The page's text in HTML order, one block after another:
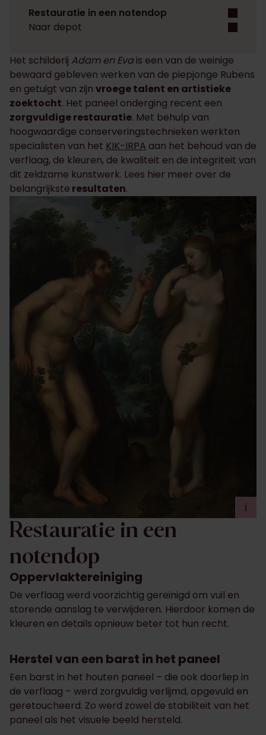
Het schilderij Adam en Evais een van de weinige
bewaard gebleven werken van de piepjonge Rubens
en getuigt van zijn vroege talent en artistieke
zoektocht. Het paneel onderging recent een
zorgvuldige restauratie. Met behulp van
hoogwaardige conserveringstechnieken werkten
specialisten van het KIK-IRPA aan het behoud van de
verflaag, de kleuren, de kwaliteit en de integriteit van
dit zeldzame kunstwerk. Lees hier meer over de
belangrijkste resultaten.
i
Restauratie in een
notendop
Oppervlaktereiniging
De verflaag werd voorzichtig gereinigd om vuil en
storende aanslag te verwijderen. Hierdoor komen de
kleuren en details opnieuw beter tot hun recht.
Herstel van een barst in het paneel
Een barst in het houten paneel – die ook doorliep in
de verflaag – werd zorgvuldig verlijmd, opgevuld en
geretoucheerd. Zo werd zowel de stabiliteit van het
paneel als het visuele beeld hersteld.
Restauratie in een notendop
Naar depot